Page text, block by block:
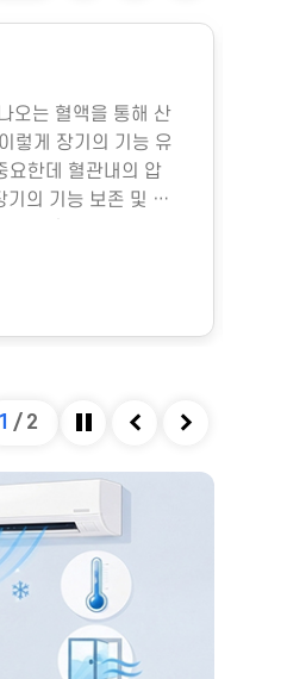
지하도 상가, 터미널,
러한 실내 환경에서
, 이산화탄소, 미생
생길 수 있습니다. 특
와 충분한 휴식을 통
2 / 2